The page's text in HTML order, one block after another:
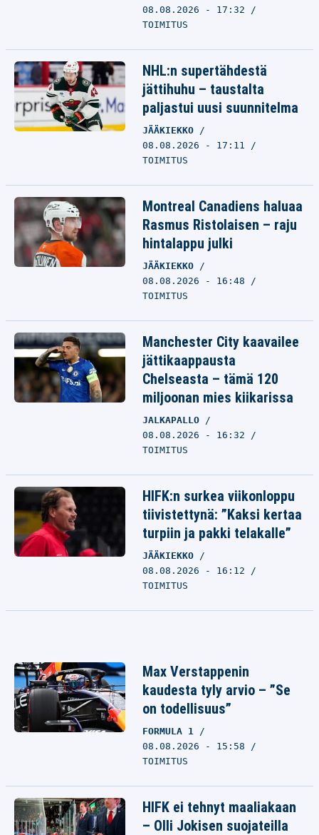
08.08.2026 - 17:32
TOIMITUS
NHL:n supertähdestä
jättihuhu – taustalta
paljastui uusi suunnitelma
JÄÄKIEKKO
08.08.2026 - 17:11
TOIMITUS
Montreal Canadiens haluaa
Rasmus Ristolaisen – raju
hintalappu julki
JÄÄKIEKKO
08.08.2026 - 16:48
TOIMITUS
Manchester City kaavailee
jättikaappausta
Chelseasta – tämä 120
miljoonan mies kiikarissa
JALKAPALLO
08.08.2026 - 16:32
TOIMITUS
HIFK:n surkea viikonloppu
tiivistettynä: ”Kaksi kertaa
turpiin ja pakki telakalle”
JÄÄKIEKKO
08.08.2026 - 16:12
TOIMITUS
Max Verstappenin
kaudesta tyly arvio – ”Se
on todellisuus”
FORMULA 1
08.08.2026 - 15:58
TOIMITUS
HIFK ei tehnyt maaliakaan
– Olli Jokisen suojateilla